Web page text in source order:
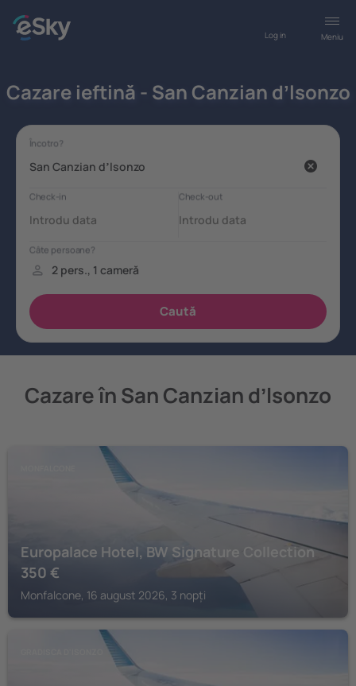
Meniu
Log in
Cazare ieftină - San Canzian dʼlsonzo
Cazare în San Canzian dʼlsonzo
Europalace Hotel, BW Signature Collection
350 €
Monfalcone, 16 august 2026, 3 nopți